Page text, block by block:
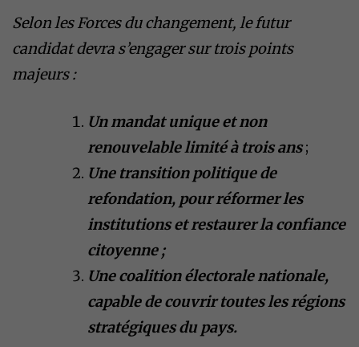
Selon les Forces du changement, le futur
candidat devra s’engager sur trois points
majeurs :
Un mandat unique et non
renouvelable limité à trois ans;
Une transition politique de
refondation, pour réformer les
institutions et restaurer la confiance
citoyenne ;
Une coalition électorale nationale,
capable de couvrir toutes les régions
stratégiques du pays.